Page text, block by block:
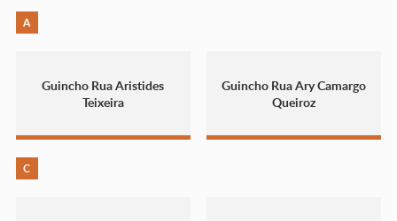
A
Guincho Rua Aristides
Teixeira
Guincho Rua Ary Camargo
Queiroz
C